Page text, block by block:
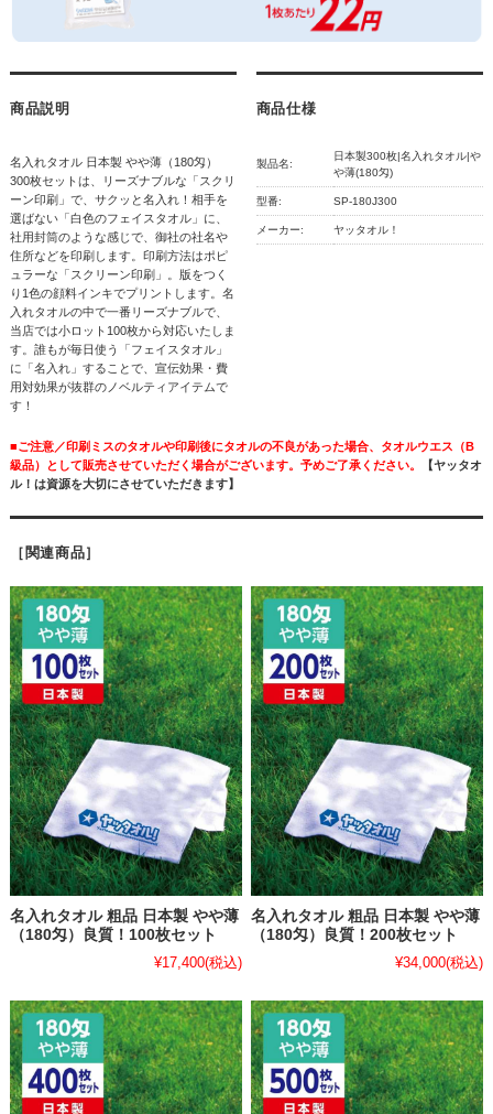
商品説明
名入れタオル 日本製 やや薄（180匁）
300枚セットは、リーズナブルな「スクリ
ーン印刷」で、サクッと名入れ！相手を
選ばない「白色のフェイスタオル」に、
社用封筒のような感じで、御社の社名や
住所などを印刷します。印刷方法はポピ
ュラーな「スクリーン印刷」。版をつく
り1色の顔料インキでプリントします。名
入れタオルの中で一番リーズナブルで、
当店では小ロット100枚から対応いたしま
す。誰もが毎日使う「フェイスタオル」
に「名入れ」することで、宣伝効果・費
用対効果が抜群のノベルティアイテムで
す！
商品仕様
製品名:
日本製300枚|名入れタオル|や
や薄(180匁)
型番: SP-180J300
メーカー: ヤッタオル！
■ご注意／印刷ミスのタオルや印刷後にタオルの不良があった場合、タオルウエス（B
級品）として販売させていただく場合がございます。予めご了承ください。
【ヤッタオ
ル！は資源を大切にさせていただきます】
［関連商品］
名入れタオル 粗品 日本製 やや薄
（180匁）良質！100枚セット
¥17,400(税込)
名入れタオル 粗品 日本製 やや薄
（180匁）良質！200枚セット
¥34,000(税込)